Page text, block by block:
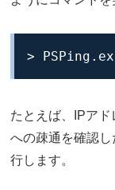
>
たとえば、IPア
への疎通を確認
行します。